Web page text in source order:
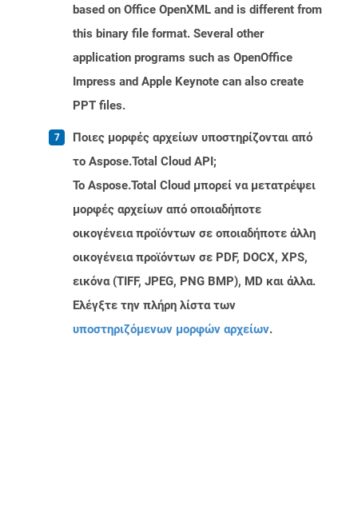
based on Office OpenXML and is different from
this binary file format. Several other
application programs such as OpenOffice
Impress and Apple Keynote can also create
PPT files.
Ποιες μορφές αρχείων υποστηρίζονται από
το Aspose.Total Cloud API;
Το Aspose.Total Cloud μπορεί να μετατρέψει
μορφές αρχείων από οποιαδήποτε
οικογένεια προϊόντων σε οποιαδήποτε άλλη
οικογένεια προϊόντων σε PDF, DOCX, XPS,
εικόνα (TIFF, JPEG, PNG BMP), MD και άλλα.
Ελέγξτε την πλήρη λίστα των
υποστηριζόμενων μορφών αρχείων.